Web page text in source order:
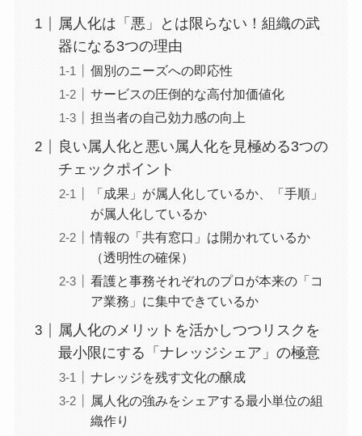
属人化は「悪」とは限らない！組織の武
器になる3つの理由
個別のニーズへの即応性
サービスの圧倒的な高付加価値化
担当者の自己効力感の向上
良い属人化と悪い属人化を見極める3つの
チェックポイント
「成果」が属人化しているか、「手順」
が属人化しているか
情報の「共有窓口」は開かれているか
（透明性の確保）
看護と事務それぞれのプロが本来の「コ
ア業務」に集中できているか
属人化のメリットを活かしつつリスクを
最小限にする「ナレッジシェア」の極意
ナレッジを残す文化の醸成
属人化の強みをシェアする最小単位の組
織作り